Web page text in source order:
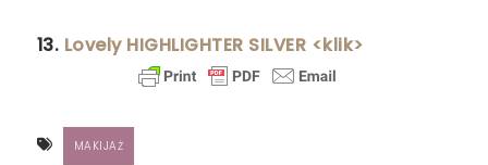
13. Lovely HIGHLIGHTER SILVER <klik>
MAKIJAŻ